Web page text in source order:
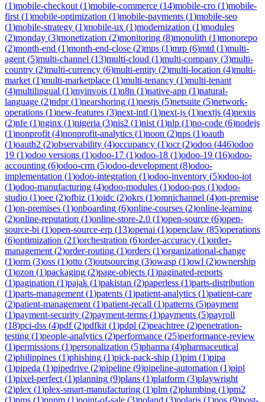
(1)mobile-checkout (1)mobile-commerce (14)mobile-cro (1)mobile-
first (1)mobile-optimization (1)mobile-payments (1)mobile-seo
(1)mobile-strategy (1)mobile-ux (1)modernization (1)modules
(2)monday (3)monetization (2)monitoring (8)monolith (1)monorepo
(2)month-end (1)month-end-close (2)mps (1)mrp (6)mtd (1)multi-
agent (5)multi-channel (13)multi-cloud (1)multi-company (3)multi-
country (2)multi-currency (6)multi-entity (2)multi-location (4)multi-
market (1)multi-marketplace (1)multi-tenancy (1)multi-tenant
(4)multilingual (1)myinvois (1)n8n (1)native-app (1)natural-
language (2)ndpr(1)nearshoring (1)nestjs (5)netsuite (5)network-
operations (1)new-features (3)next-intl (1)next-js (1)nextjs (4)nexus
(2)nfe (1)nginx (1)nigeria (3)nis2 (1)nist (1)nlp (1)no-code (6)nodejs
(1)nonprofit (4)nonprofit-analytics (1)noon (2)nps (1)oauth
(1)oauth2 (2)observability (4)occupancy (1)ocr(2)odoo (446)odoo
19 (1)odoo versions (1)odoo-17 (1)odoo-18 (1)odoo-19 (16)odoo-
accounting (6)odoo-crm (5)odoo-development (8)odoo-
implementation (1)odoo-integration (1)odoo-inventory (5)odoo-iot
(1)odoo-manufacturing (4)odoo-modules (1)odoo-pos (1)odoo-
studio (1)oee (2)ofbiz (1)oidc (2)okrs (1)omnichannel (4)on-premise
(1)on-premises (1)onboarding (6)online-courses (2)online-learning
(2)online-reputation (1)online-store-2.0 (1)open-source (6)open-
source-bi (1)open-source-erp (13)openai (1)openclaw (85)operations
(6)optimization (21)orchestration (6)order-accuracy (1)order-
management (2)order-routing (1)orders (1)organizational-change
(1)orm (3)oss (1)otto (3)outsourcing (3)owasp (1)owl (2)ownership
(1)ozon (1)packaging (2)page-objects (1)paginated-reports
(1)pagination (1)pajak (1)pakistan (2)paperless (1)parts-distribution
(1)parts-management (1)patents (1)patient-analytics (1)patient-care
(2)patient-management (1)patient-recall (1)patterns (5)payment
(1)payment-security (2)payment-terms (1)payments (5)payroll
(18)pci-dss (4)pdf(2)pdfkit (1)pdpl (2)peachtree (2)penetration-
testing (1)people-analytics (2)performance (25)performance-review
(1)permissions (1)personalization (5)pharma (4)pharmaceutical
(2)philippines (1)phishing (1)pick-pack-ship (1)pim (1)pipa
(1)pipeda (1)pipedrive (2)pipeline (9)pipeline-automation (1)pipl
(1)pixel-perfect (1)planning (9)plans (1)platform (3)playwright
(2)plex (1)plex-smart-manufacturing (1)plm (2)plumbing (1)pm2
(1)pms (1)pnpm (1)point-of-sale (3)poland (3)polaris (1)pos (9)post-